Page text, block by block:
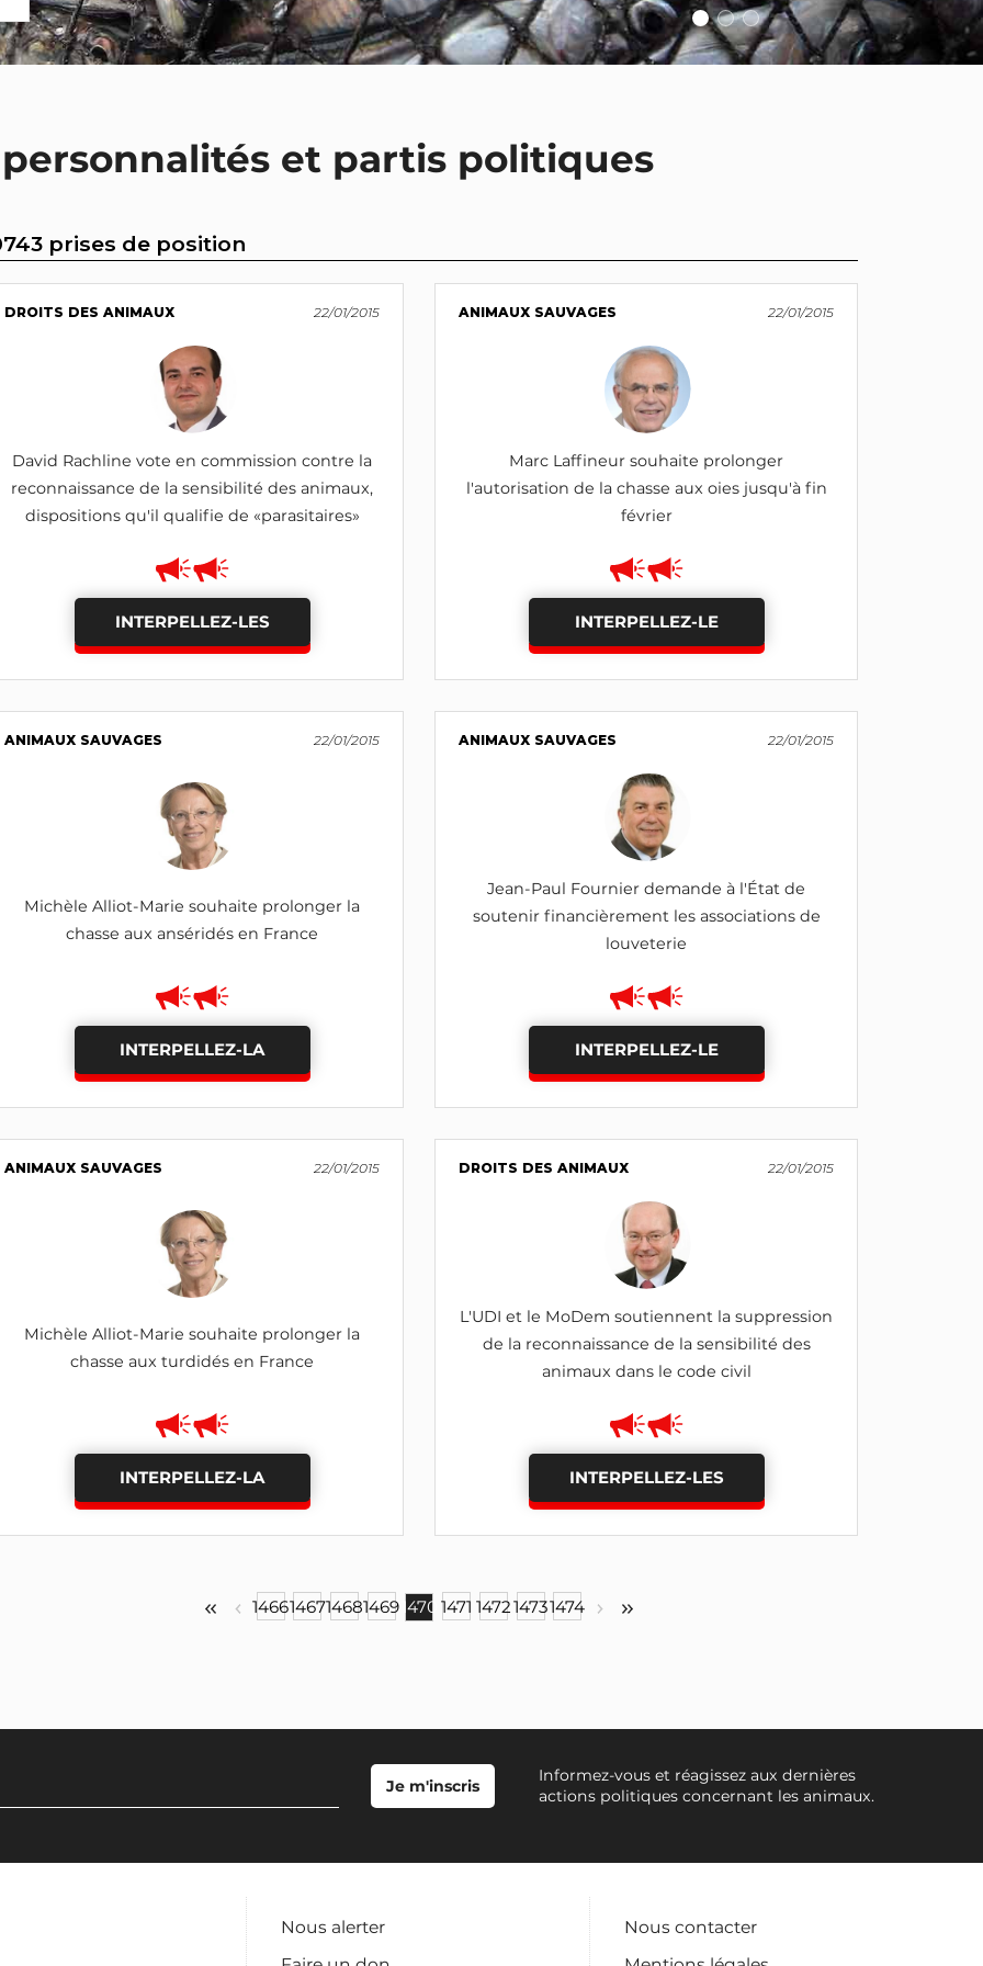
et partis politiques
prises de position
DROITS DES ANIMAUX 22/01/2015
David Rachline vote en commission contre la
reconnaissance de la sensibilité des animaux,
dispositions qu'il qualifie de «parasitaires»
INTERPELLEZ-LES
ANIMAUX SAUVAGES 22/01/2015
Marc Laffineur souhaite prolonger
l'autorisation de la chasse aux oies jusqu'à fin
février
INTERPELLEZ-LE
ANIMAUX SAUVAGES 22/01/2015
Michèle Alliot-Marie souhaite prolonger la
chasse aux anséridés en France
INTERPELLEZ-LA
ANIMAUX SAUVAGES 22/01/2015
Jean-Paul Fournier demande à l'État de
soutenir financièrement les associations de
louveterie
INTERPELLEZ-LE
ANIMAUX SAUVAGES 22/01/2015
Michèle Alliot-Marie souhaite prolonger la
chasse aux turdidés en France
INTERPELLEZ-LA
DROITS DES ANIMAUX 22/01/2015
L'UDI et le MoDem soutiennent la suppression
de la reconnaissance de la sensibilité des
animaux dans le code civil
INTERPELLEZ-LES
1466146714681469 1470 1471 147214731474
Informez-vous et réagissez aux dernières
actions politiques concernant les animaux.
Nous alerter
Nous contacter